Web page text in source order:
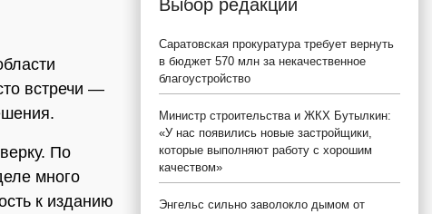
встречи —
По
много
к изданию
Выбор редакции
Саратовская прокуратура требует вернуть
в бюджет 570 млн за некачественное
благоустройство
Министр строительства и ЖКХ Бутылкин:
«У нас появились новые застройщики,
которые выполняют работу с хорошим
качеством»
Энгельс сильно заволокло дымом от